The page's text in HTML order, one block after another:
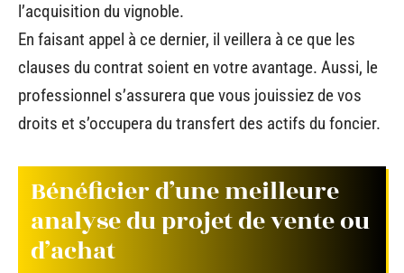
l’acquisition du vignoble.
En faisant appel à ce dernier, il veillera à ce que les
clauses du contrat soient en votre avantage. Aussi, le
professionnel s’assurera que vous jouissiez de vos
droits et s’occupera du transfert des actifs du foncier.
Bénéficier d’une meilleure
analyse du projet de vente ou
d’achat